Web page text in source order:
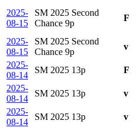
2025-
08-15
SM 2025 Second
Chance 9p
F
2025-
08-15
SM 2025 Second
Chance 9p
v
2025-
08-14
SM 2025 13p F
2025-
08-14
SM 2025 13p v
2025-
08-14
SM 2025 13p v